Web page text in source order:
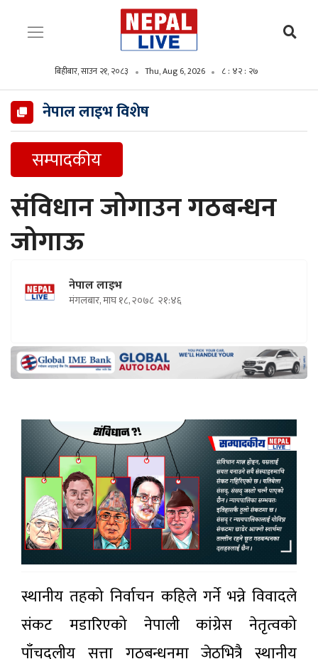
बिहीबार, साउन २१, २०८३ Thu, Aug 6, 2026 ८ : ४२ : २८
नेपाल लाइभ विशेष
सम्पादकीय
संविधान जोगाउन गठबन्धन
जोगाऊ
नेपाल लाइभ
मंगलबार, माघ १८, २०७८ २१:४६
स्थानीय तहको निर्वाचन कहिले गर्ने भन्ने विवादले
संकट मडारिएको नेपाली कांग्रेस नेतृत्वको